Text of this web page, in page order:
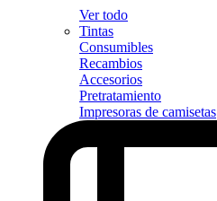
Ver todo
Tintas
Consumibles
Recambios
Accesorios
Pretratamiento
Impresoras de camisetas